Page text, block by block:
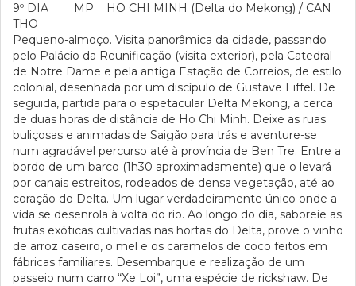
9º DIA MP HO CHI MINH (Delta do Mekong) / CAN
THO
Pequeno-almoço. Visita panorâmica da cidade, passando
pelo Palácio da Reunificação (visita exterior), pela Catedral
de Notre Dame e pela antiga Estação de Correios, de estilo
colonial, desenhada por um discípulo de Gustave Eiffel. De
seguida, partida para o espetacular Delta Mekong, a cerca
de duas horas de distância de Ho Chi Minh. Deixe as ruas
buliçosas e animadas de Saigão para trás e aventure-se
num agradável percurso até à província de Ben Tre. Entre a
bordo de um barco (1h30 aproximadamente) que o levará
por canais estreitos, rodeados de densa vegetação, até ao
coração do Delta. Um lugar verdadeiramente único onde a
vida se desenrola à volta do rio. Ao longo do dia, saboreie as
frutas exóticas cultivadas nas hortas do Delta, prove o vinho
de arroz caseiro, o mel e os caramelos de coco feitos em
fábricas familiares. Desembarque e realização de um
passeio num carro “Xe Loi”, uma espécie de rickshaw. De